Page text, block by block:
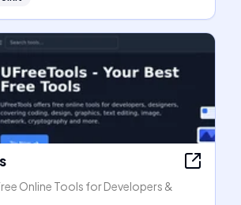
Online Tools for Developers &